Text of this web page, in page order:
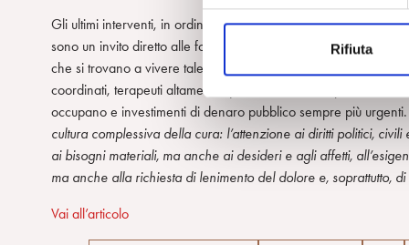
z
i
o
n
e
d
e
l
c
Rifiuta
Gli ultimi interventi, in ordine, di M. Cerquetti (10/10/22),
sono un invito diretto alle forze politiche a non rimandare una
che si trovano a vivere tale condizione con il rischio costante di
coordinati, terapeuti altamente qualificati, una rete presente
occupano e investimenti di denaro pubblico sempre più
cultura complessiva della cura: l’attenzione ai diritti politici,
ai bisogni materiali, ma anche ai desideri e agli affetti,
ma anche alla richiesta di lenimento del dolore e, soprattutto,
Vai all’articolo